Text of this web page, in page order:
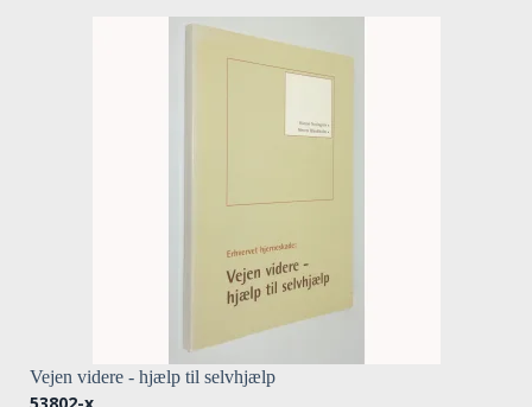
Vejen videre - hjælp til selvhjælp